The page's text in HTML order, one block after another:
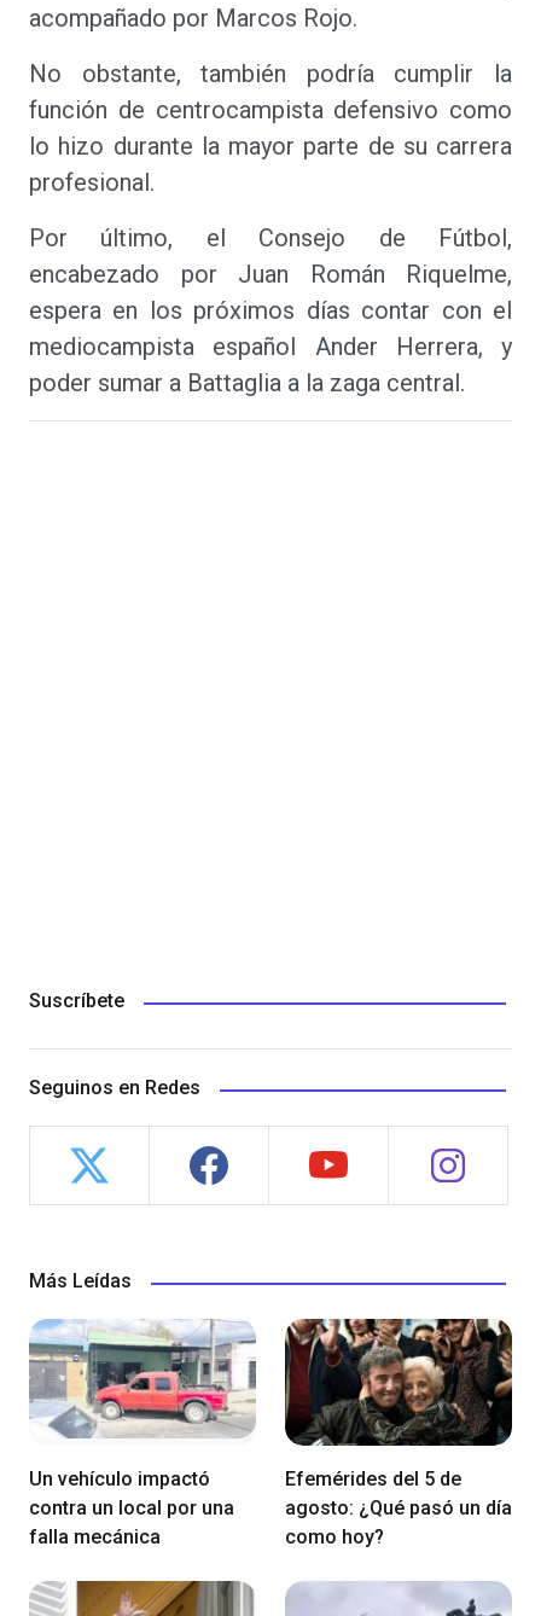
acompañado por Marcos Rojo.
No obstante, también podría cumplir la
función de centrocampista defensivo como
lo hizo durante la mayor parte de su carrera
profesional.
Por último, el Consejo de Fútbol,
encabezado por Juan Román Riquelme,
espera en los próximos días contar con el
mediocampista español Ander Herrera, y
poder sumar a Battaglia a la zaga central.
Suscríbete
Seguinos en Redes
Más Leídas
Un vehículo impactó
contra un local por una
falla mecánica
Efemérides del 5 de
agosto: ¿Qué pasó un día
como hoy?